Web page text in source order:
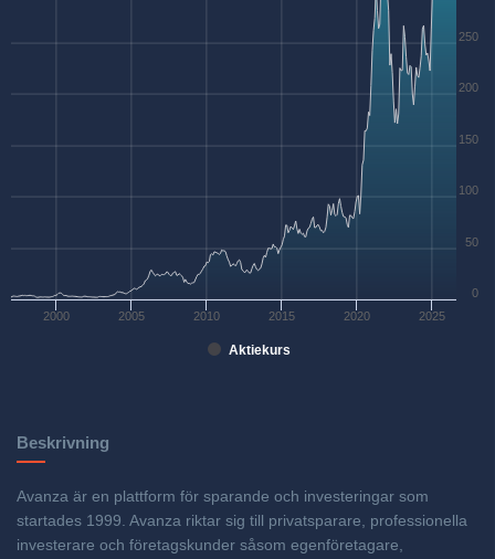
Aktiekurs
2000 2005 2010 2015 2020 2025
0
50
100
150
200
250
Beskrivning
Avanza är en plattform för sparande och investeringar som
startades 1999. Avanza riktar sig till privatsparare, professionella
investerare och företagskunder såsom egenföretagare,